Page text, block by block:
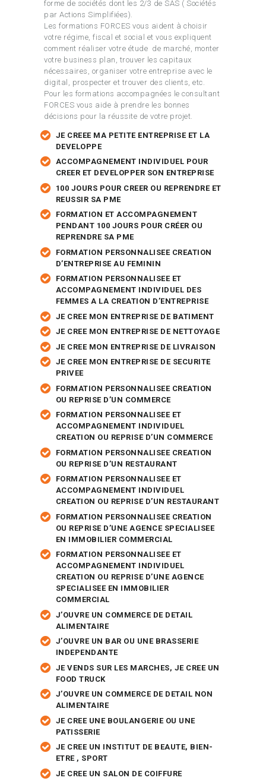
forme de sociétés dont les 2/3 de SAS ( Sociétés
par Actions Simplifiées).
Les formations FORCES vous aident à choisir
votre régime, fiscal et social et vous expliquent
comment réaliser votre étude de marché, monter
votre business plan, trouver les capitaux
nécessaires, organiser votre entreprise avec le
digital, prospecter et trouver des clients, etc.
Pour les formations accompagnées le consultant
FORCES vous aide à prendre les bonnes
décisions pour la réussite de votre projet.
JE CREEE MA PETITE ENTREPRISE ET LA
DEVELOPPE
ACCOMPAGNEMENT INDIVIDUEL POUR
CREER ET DEVELOPPER SON ENTREPRISE
100 JOURS POUR CREER OU REPRENDRE ET
REUSSIR SA PME
FORMATION ET ACCOMPAGNEMENT
PENDANT 100 JOURS POUR CRÉER OU
REPRENDRE SA PME
FORMATION PERSONNALISEE CREATION
D’ENTREPRISE AU FEMININ
FORMATION PERSONNALISEE ET
ACCOMPAGNEMENT INDIVIDUEL DES
FEMMES A LA CREATION D’ENTREPRISE
JE CREE MON ENTREPRISE DE BATIMENT
JE CREE MON ENTREPRISE DE NETTOYAGE
JE CREE MON ENTREPRISE DE LIVRAISON
JE CREE MON ENTREPRISE DE SECURITE
PRIVEE
FORMATION PERSONNALISEE CREATION
OU REPRISE D’UN COMMERCE
FORMATION PERSONNALISEE ET
ACCOMPAGNEMENT INDIVIDUEL
CREATION OU REPRISE D’UN COMMERCE
FORMATION PERSONNALISEE CREATION
OU REPRISE D’UN RESTAURANT
FORMATION PERSONNALISEE ET
ACCOMPAGNEMENT INDIVIDUEL
CREATION OU REPRISE D’UN RESTAURANT
FORMATION PERSONNALISEE CREATION
OU REPRISE D’UNE AGENCE SPECIALISEE
EN IMMOBILIER COMMERCIAL
FORMATION PERSONNALISEE ET
ACCOMPAGNEMENT INDIVIDUEL
CREATION OU REPRISE D’UNE AGENCE
SPECIALISEE EN IMMOBILIER
COMMERCIAL
J’OUVRE UN COMMERCE DE DETAIL
ALIMENTAIRE
J’OUVRE UN BAR OU UNE BRASSERIE
INDEPENDANTE
JE VENDS SUR LES MARCHES, JE CREE UN
FOOD TRUCK
J’OUVRE UN COMMERCE DE DETAIL NON
ALIMENTAIRE
JE CREE UNE BOULANGERIE OU UNE
PATISSERIE
JE CREE UN INSTITUT DE BEAUTE, BIEN-
ETRE , SPORT
JE CREE UN SALON DE COIFFURE